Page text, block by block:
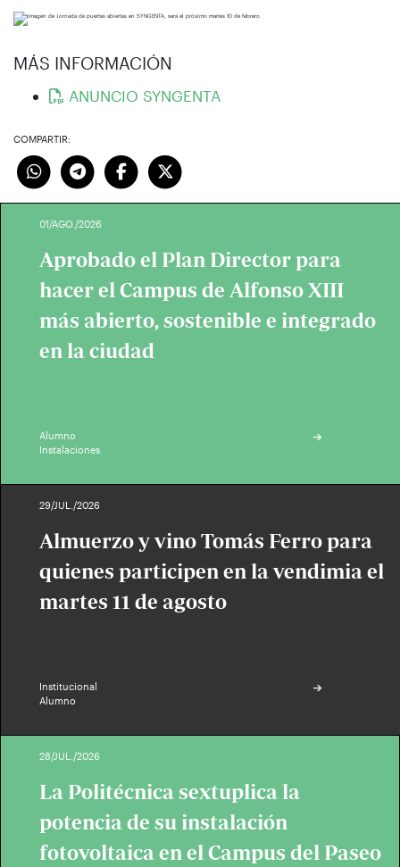
MÁS INFORMACIÓN
ANUNCIO SYNGENTA
COMPARTIR:
01/AGO./2026
Aprobado el Plan Director para
hacer el Campus de Alfonso XIII
más abierto, sostenible e integrado
en la ciudad
Alumno
Instalaciones
29/JUL./2026
Almuerzo y vino Tomás Ferro para
quienes participen en la vendimia el
martes 11 de agosto
Institucional
Alumno
28/JUL./2026
La Politécnica sextuplica la
potencia de su instalación
fotovoltaica en el Campus del Paseo